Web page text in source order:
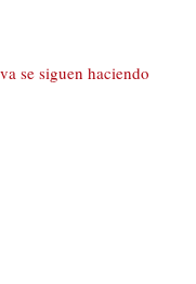
se siguen haciendo